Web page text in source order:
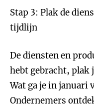
Stap 3: Plak de
tijdlijn
De diensten en
hebt gebracht, plak
Wat ga je in januari
Ondernemers